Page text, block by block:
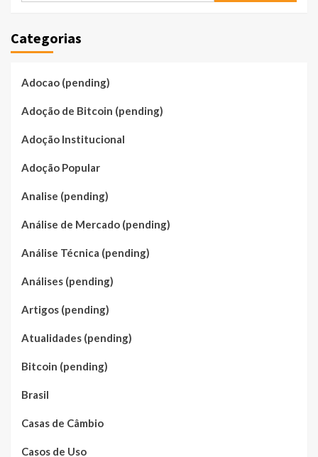
Categorias
Adocao (pending)
Adoção de Bitcoin (pending)
Adoção Institucional
Adoção Popular
Analise (pending)
Análise de Mercado (pending)
Análise Técnica (pending)
Análises (pending)
Artigos (pending)
Atualidades (pending)
Bitcoin (pending)
Brasil
Casas de Câmbio
Casos de Uso